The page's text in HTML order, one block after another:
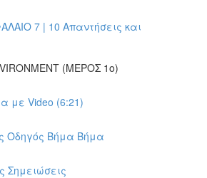
7 | 10 Απαντήσεις και
(ΜΕΡΟΣ 1o)
με Video (6:21)
Οδηγός Βήμα Βήμα
Σημειώσεις